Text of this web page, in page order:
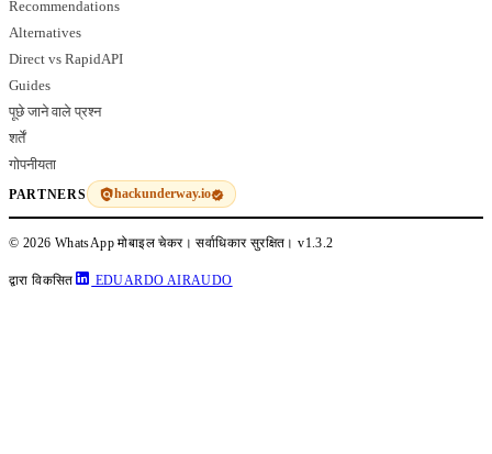
Recommendations
Alternatives
Direct vs RapidAPI
Guides
पूछे जाने वाले प्रश्न
शर्तें
गोपनीयता
PARTNERS hackunderway.io
© 2026 WhatsApp मोबाइल चेकर। सर्वाधिकार सुरक्षित।v1.3.2
द्वारा विकसित EDUARDO AIRAUDO